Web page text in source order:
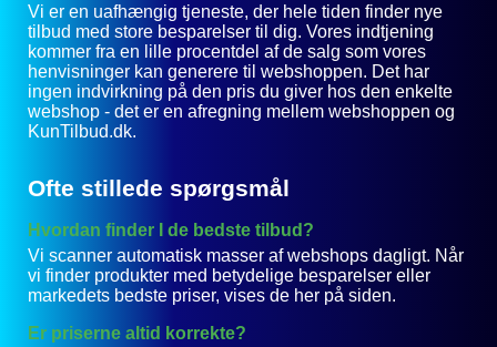
Vi er en uafhængig tjeneste, der hele tiden finder nye
tilbud med store besparelser til dig. Vores indtjening
kommer fra en lille procentdel af de salg som vores
henvisninger kan generere til webshoppen. Det har
ingen indvirkning på den pris du giver hos den enkelte
webshop - det er en afregning mellem webshoppen og
KunTilbud.dk.
Ofte stillede spørgsmål
Hvordan finder I de bedste tilbud?
Vi scanner automatisk masser af webshops dagligt. Når
vi finder produkter med betydelige besparelser eller
markedets bedste priser, vises de her på siden.
Er priserne altid korrekte?